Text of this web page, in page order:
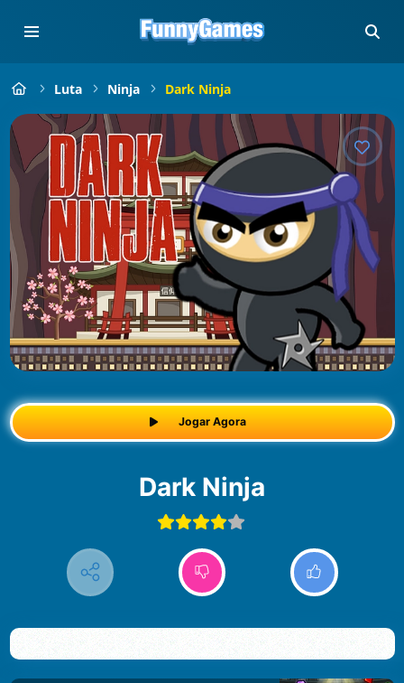
Luta Ninja Dark Ninja
Jogar Agora
Dark Ninja